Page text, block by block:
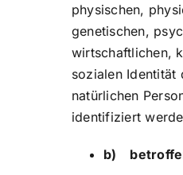
physischen,
genetischen,
wirtschaftlichen,
sozialen Identität
natürlichen
identifiziert
b)